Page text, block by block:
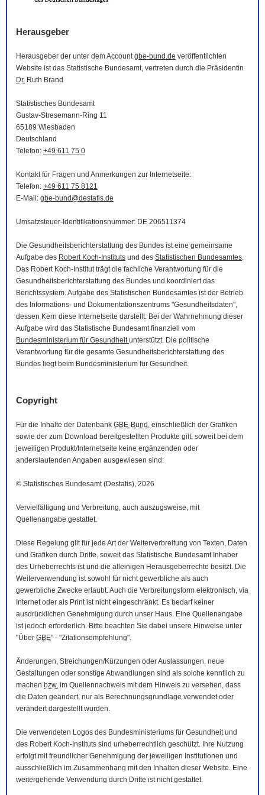
Herausgeber
Herausgeber der unter dem Accountgbe-bund.de veröffentlichten
Website ist das Statistische Bundesamt, vertreten durch die Präsidentin
Dr. Ruth Brand
Statistisches Bundesamt
Gustav-Stresemann-Ring 11
65189 Wiesbaden
Deutschland
Telefon: +49 611 75 0
Kontakt für Fragen und Anmerkungen zur Internetseite:
Telefon: +49 611 75 8121
E-Mail : gbe-bund@destatis.de
Umsatzsteuer-Identifikationsnummer: DE 206511374
Die Gesundheitsberichterstattung des Bundes ist eine gemeinsame
Aufgabe des Robert Koch-Instituts und des Statistischen Bundesamtes.
Das Robert Koch-Institut trägt die fachliche Verantwortung für die
Gesundheitsberichterstattung des Bundes und koordiniert das
Berichtssystem. Aufgabe des Statistischen Bundesamtes ist der Betrieb
des Informations- und Dokumentationszentrums "Gesundheitsdaten",
dessen Kern diese Internetseite darstellt. Bei der Wahrnehmung dieser
Aufgabe wird das Statistische Bundesamt finanziell vom
Bundesministerium für Gesundheitunterstützt. Die politische
Verantwortung für die gesamte Gesundheitsberichterstattung des
Bundes liegt beim Bundesministerium für Gesundheit.
Copyright
Für die Inhalte der Datenbank GBE-Bund , einschließlich der Grafiken
sowie der zum Download bereitgestellten Produkte gilt, soweit bei dem
jeweiligen Produkt/Internetseite keine ergänzenden oder
anderslautenden Angaben ausgewiesen sind:
© Statistisches Bundesamt (Destatis), 2026
Vervielfältigung und Verbreitung, auch auszugsweise, mit
Quellenangabe gestattet.
Diese Regelung gilt für jede Art der Weiterverbreitung von Texten, Daten
und Grafiken durch Dritte, soweit das Statistische Bundesamt Inhaber
des Urheberrechts ist und die alleinigen Herausgeberrechte besitzt. Die
Weiterverwendung ist sowohl für nicht gewerbliche als auch
gewerbliche Zwecke erlaubt. Auch die Verbreitungsform elektronisch, via
Internet oder als Print ist nicht eingeschränkt. Es bedarf keiner
ausdrücklichen Genehmigung durch unser Haus. Eine Quellenangabe
ist jedoch erforderlich. Bitte beachten Sie dabei unsere Hinweise unter
"Über GBE" - "Zitationsempfehlung".
Änderungen, Streichungen/Kürzungen oder Auslassungen, neue
Gestaltungen oder sonstige Abwandlungen sind als solche kenntlich zu
machen bzw. im Quellennachweis mit dem Hinweis zu versehen, dass
die Daten geändert, nur als Berechnungsgrundlage verwendet oder
verändert dargestellt wurden.
Die verwendeten Logos des Bundesministeriums für Gesundheit und
des Robert Koch-Instituts sind urheberrechtlich geschützt. Ihre Nutzung
erfolgt mit freundlicher Genehmigung der jeweiligen Institutionen und
ausschließlich im Zusammenhang mit den Inhalten dieser Website. Eine
weitergehende Verwendung durch Dritte ist nicht gestattet.